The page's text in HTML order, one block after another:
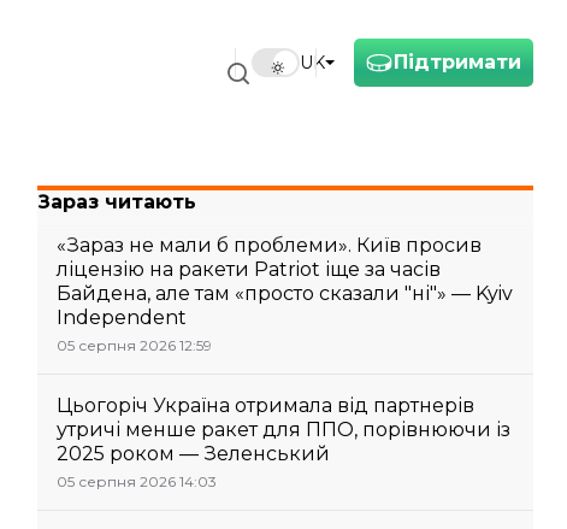
Підтримати
UK
Зараз читають
«Зараз не мали б проблеми». Київ просив
ліцензію на ракети Patriot іще за часів
Байдена, але там «просто сказали "ні"» — Kyiv
Independent
05 серпня 2026 12:59
Цьогоріч Україна отримала від партнерів
утричі менше ракет для ППО, порівнюючи із
2025 роком — Зеленський
05 серпня 2026 14:03